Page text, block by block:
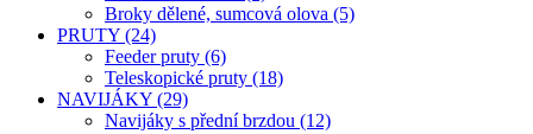
Broky dělené, sumcová olova (5)
PRUTY (24)
Feeder pruty (6)
Teleskopické pruty (18)
NAVIJÁKY (29)
Navijáky s přední brzdou (12)